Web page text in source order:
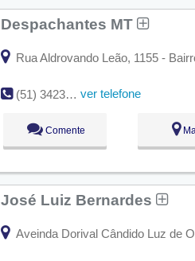
Despachantes MT
Rua Aldrovando Leão, 1155 -
(51) 3423-5388 ver telefone
Comente
José Luiz Bernardes
Aveinda Dorival Cândido Luz de